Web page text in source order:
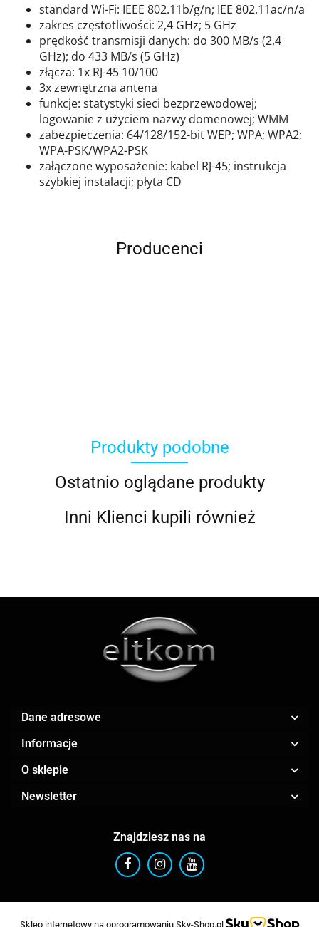
standard Wi-Fi: IEEE 802.11b/g/n; IEE 802.11ac/n/a
zakres częstotliwości: 2,4 GHz; 5 GHz
prędkość transmisji danych: do 300 MB/s (2,4
GHz); do 433 MB/s (5 GHz)
złącza: 1x RJ-45 10/100
3x zewnętrzna antena
funkcje: statystyki sieci bezprzewodowej;
logowanie z użyciem nazwy domenowej; WMM
zabezpieczenia: 64/128/152-bit WEP; WPA; WPA2;
WPA-PSK/WPA2-PSK
załączone wyposażenie: kabel RJ-45; instrukcja
szybkiej instalacji; płyta CD
Producenci
ACOOL TOY
AMAZFIT
Apple
Produkty podobne
Ostatnio oglądane produkty
Inni Klienci kupili również
Dane adresowe
Informacje
O sklepie
Newsletter
Znajdziesz nas na
Sklep internetowy na oprogramowaniu Sky-Shop.pl